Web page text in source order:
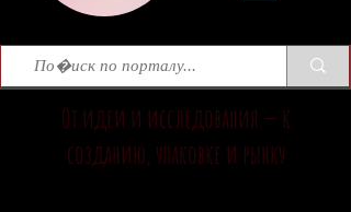
От идеи и исследования — к
созданию, упаковке и рынку